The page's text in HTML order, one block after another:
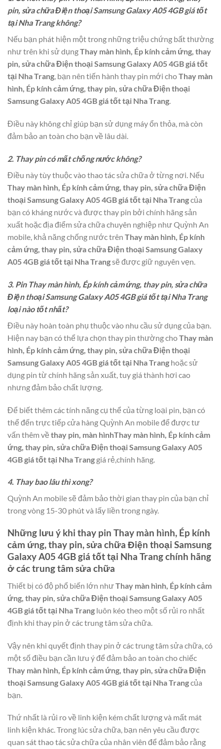
pin, sửa chữa Điện thoại Samsung Galaxy A05 4GB giá tốt
tại Nha Trang không?
Nếu bạn phát hiện một trong những triệu chứng bất thường
như trên khi sử dụngThay màn hình, Ép kính cảm ứng, thay
pin, sửa chữa Điện thoại Samsung Galaxy A05 4GB giá tốt
tại Nha Trang, bạn nên tiến hành thay pin mới choThay màn
hình, Ép kính cảm ứng, thay pin, sửa chữa Điện thoại
Samsung Galaxy A05 4GB giá tốt tại Nha Trang.
Điều này không chỉ giúp bạn sử dụng máy ổn thỏa, mà còn
đảm bảo an toàn cho bạn về lâu dài.
2. Thay pin có mất chống nước không?
Điều này tùy thuộc vào thao tác sửa chữa ở từng nơi. Nếu
Thay màn hình, Ép kính cảm ứng, thay pin, sửa chữa Điện
thoại Samsung Galaxy A05 4GB giá tốt tại Nha Trangcủa
bạn có kháng nước và được thay pin bởi chính hãng sản
xuất hoặc địa điểm sửa chữa chuyên nghiệp như Quỳnh An
mobile, khả năng chống nước trên Thay màn hình, Ép kính
cảm ứng, thay pin, sửa chữa Điện thoại Samsung Galaxy
A05 4GB giá tốt tại Nha Trangsẽ được giữ nguyên vẹn.
3. Pin Thay màn hình, Ép kính cảm ứng, thay pin, sửa chữa
Điện thoại Samsung Galaxy A05 4GB giá tốt tại Nha Trang
loại nào tốt nhất?
Điều này hoàn toàn phụ thuộc vào nhu cầu sử dụng của bạn.
Hiện nay bạn có thể lựa chọn thay pin thường choThay màn
hình, Ép kính cảm ứng, thay pin, sửa chữa Điện thoại
Samsung Galaxy A05 4GB giá tốt tại Nha Trang hoặc sử
dụng pin từ chính hãng sản xuất, tuy giá thành hơi cao
nhưng đảm bảo chất lượng.
Để biết thêm các tính năng cụ thể của từng loại pin, bạn có
thể đến trực tiếp cửa hàng Quỳnh An mobile để được tư
vấn thêm về thay pin, màn hìnhThay màn hình, Ép kính cảm
ứng, thay pin, sửa chữa Điện thoại Samsung Galaxy A05
4GB giá tốt tại Nha Trang giá rẻ,chính hãng.
4. Thay bao lâu thì xong?
Quỳnh An mobile sẽ đảm bảo thời gian thay pin của bạn chỉ
trong vòng 15-30 phút và lấy liền trong ngày.
Những lưu ý khi thay pin Thay màn hình, Ép kính
cảm ứng, thay pin, sửa chữa Điện thoại Samsung
Galaxy A05 4GB giá tốt tại Nha Trangchính hãng
ở các trung tâm sửa chữa
Thiết bị có độ phổ biến lớn nhưThay màn hình, Ép kính cảm
ứng, thay pin, sửa chữa Điện thoại Samsung Galaxy A05
4GB giá tốt tại Nha Trang luôn kéo theo một số rủi ro nhất
định khi thay pin ở các trung tâm sửa chữa.
Vậy nên khi quyết định thay pin ở các trung tâm sửa chữa, có
một số điều bạn cần lưu ý để đảm bảo an toàn cho chiếc
Thay màn hình, Ép kính cảm ứng, thay pin, sửa chữa Điện
thoại Samsung Galaxy A05 4GB giá tốt tại Nha Trangcủa
bạn.
Thứ nhất là rủi ro về linh kiện kém chất lượng và mất mát
linh kiện khác. Trong lúc sửa chữa, bạn nên yêu cầu được
quan sát thao tác sửa chữa của nhân viên để đảm bảo rằng